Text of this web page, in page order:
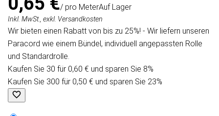
/ pro MeterAuf Lager
Inkl. MwSt., exkl. Versandkosten
Wir bieten einen Rabatt von bis zu 25%! - Wir liefern unseren
Paracord wie einem Bündel, individuell angepassten Rolle
und Standardrolle.
Kaufen Sie 30 für 0,60 € und sparen Sie 8%
Kaufen Sie 300 für 0,50 € und sparen Sie 23%